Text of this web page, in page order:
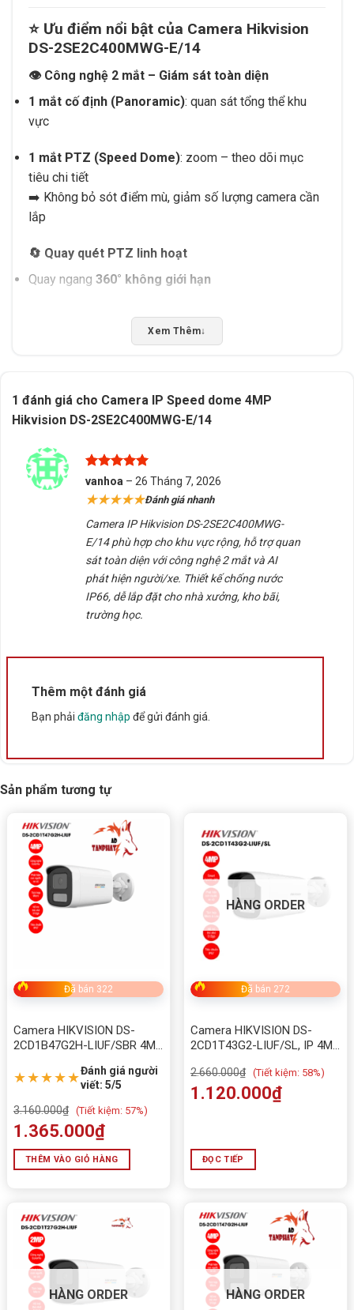
⭐ Ưu điểm nổi bật của Camera Hikvision
DS-2SE2C400MWG-E/14
👁️ Công nghệ 2 mắt – Giám sát toàn diện
1 mắt cố định (Panoramic): quan sát tổng thể khu
vực
1 mắt PTZ (Speed Dome): zoom – theo dõi mục
tiêu chi tiết
➡️ Không bỏ sót điểm mù, giảm số lượng camera cần
lắp
🔄 Quay quét PTZ linh hoạt
Quay ngang 360° không giới hạn
-5° đến 90°
🌙Quan sát ban đêm có màu – Smart Hybrid Light
Tích hợp
Quan sát đêm xa, rõ, có màu trong điều kiện ánh sáng
Tự động chuyển chế độ thông minh
AI thông minh – Phân tích hình ảnh
người / phương tiện
🌧️Thiết kế ngoài trời – Bền bỉ
📌Thông số kỹ thuật Camera Hikvision
DS-2SE2C400MWG-E/14
THÔNG SỐ
Xem Thêm↓
1 đánh giá cho Camera IP Speed dome 4MP
Hikvision DS-2SE2C400MWG-E/14
Được xếp
hạng5
5
sao
vanhoa – 26 Tháng 7, 2026
★★★★★Đánh giá nhanh
Camera IP Hikvision DS-2SE2C400MWG-
E/14 phù hợp cho khu vực rộng, hỗ trợ quan
sát toàn diện với công nghệ 2 mắt và AI
phát hiện người/xe. Thiết kế chống nước
IP66, dễ lắp đặt cho nhà xưởng, kho bãi,
trường học.
Thêm một đánh giá
Bạn phải đăng nhập để gửi đánh giá.
Sản phẩm tương tự
Đã bán 322
Camera HIKVISION DS-
2CD1B47G2H-LIUF/SBR 4MP
★★★★★Đánh giá người
viết: 5/5
3.160.000₫ (Tiết kiệm: 57%)
1.365.000₫
THÊM VÀO GIỎ HÀNG
HÀNG ORDER
Đã bán 272
Camera HIKVISION DS-
2CD1T43G2-LIUF/SL, IP 4MP
2.660.000₫ (Tiết kiệm: 58%)
1.120.000₫
ĐỌC TIẾP
HÀNG ORDER HÀNG ORDER